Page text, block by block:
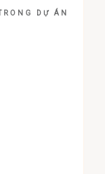
DỰ ÁN